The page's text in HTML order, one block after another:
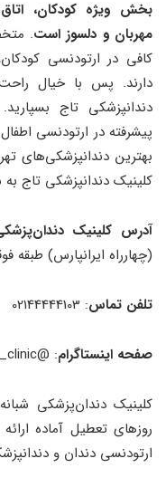
بخش ویژه کودکان،
مهربان و دلسوز است.
کافی در ارتودنسی
دارند. پس با خیال
دندانپزشکی تاج
پیشرفته در ارتودنسی
بهترین دندانپزشکی‌های
کلینیک دندانپزشکی تاج
آدرس کلینیک
(چهارراه ایرانپارس) طبقه
تلفن تماس: 02144444103
صفحه اینستاگرام: @dentaltaj_clinic
روزهای تعطیل آماده
ارتودنسی دندان و